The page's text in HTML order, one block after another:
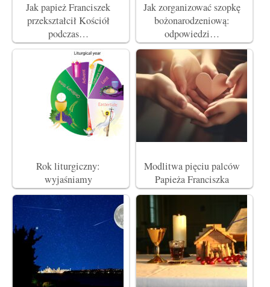
Jak papież Franciszek
przekształcił Kościół
podczas…
Jak zorganizować szopkę
bożonarodzeniową:
odpowiedzi…
Rok liturgiczny:
wyjaśniamy
Modlitwa pięciu palców
Papieża Franciszka